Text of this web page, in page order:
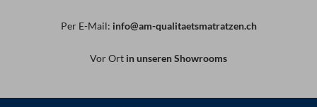
Per E-Mail: info@am-qualitaetsmatratzen.ch
Vor Ort in unseren Showrooms